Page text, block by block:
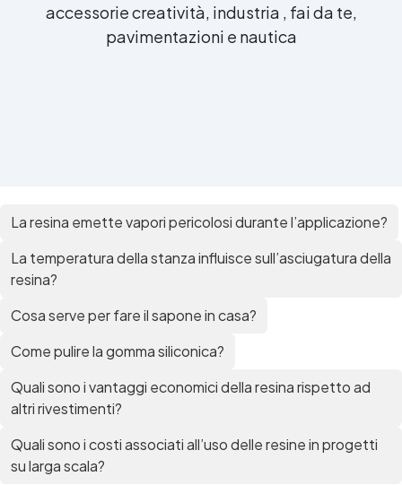
accessorie creatività, industria , fai da te,
pavimentazioni e nautica
La resina emette vapori pericolosi durante l’applicazione?
La temperatura della stanza influisce sull’asciugatura della
resina?
Cosa serve per fare il sapone in casa?
Come pulire la gomma siliconica?
Quali sono i vantaggi economici della resina rispetto ad
altri rivestimenti?
Quali sono i costi associati all’uso delle resine in progetti
su larga scala?